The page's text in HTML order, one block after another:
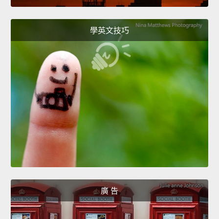
學英文技巧
廣 告